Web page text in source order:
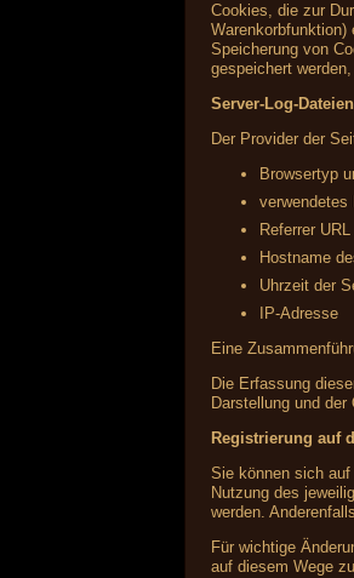
Cookies, die zur
Speicherung von
gespeichert
Server-Log-Dateien
Der Provider der
Browsertyp
Referrer URL
Hostname
Uhrzeit der
IP-Adresse
Eine
Die Erfassung
Darstellung und
Registrierung auf
Sie können sich
Nutzung des
werden.
Für wichtige
auf diesem Wege